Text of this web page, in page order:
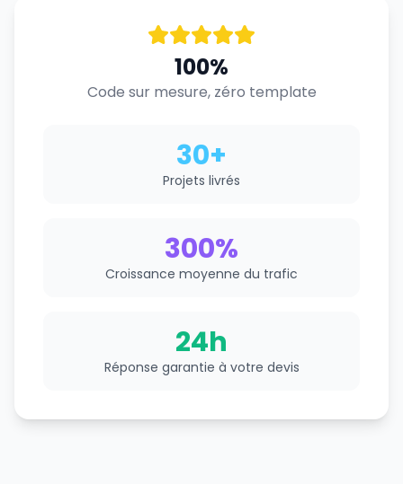
100%
Code sur mesure, zéro template
30+
Projets livrés
300%
Croissance moyenne du trafic
24h
Réponse garantie à votre devis